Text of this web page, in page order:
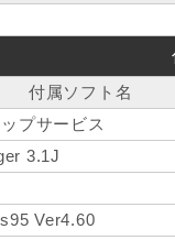
付属ソフト名
プサービス
3.1J
Ver4.60